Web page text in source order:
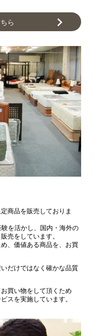
ら
商品を販売しておりま
を活かし、国内・海外の
売をしています。
、価値ある商品を、お買
だけではなく確かな品質
買い物をして頂くため
スを実施しています。